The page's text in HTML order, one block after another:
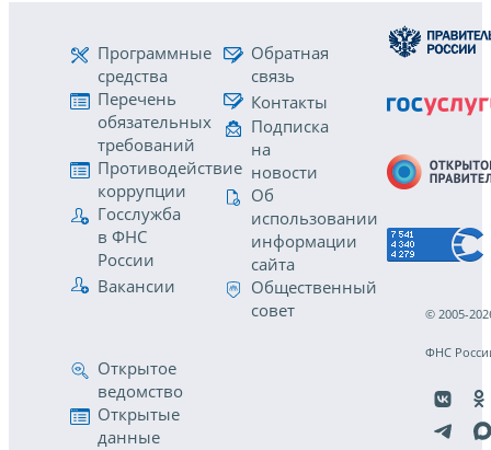
Программные
средства
Перечень
обязательных
требований
Противодействие
коррупции
Госслужба
в ФНС
России
Вакансии
Обратная
связь
Контакты
Подписка
на
новости
Об
использовании
информации
сайта
Общественный
совет
Открытое
ведомство
Открытые
данные
© 2005-
ФНС